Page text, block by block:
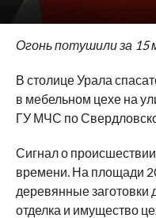
Огонь потушили за 15
В столице Урала
в мебельном цехе на
ГУ МЧС по
Сигнал о
времени. На площади
деревянные заготовки
отделка и имущество